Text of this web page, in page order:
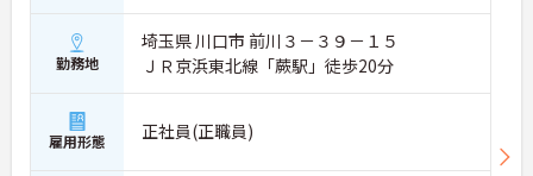
勤務地
埼玉県 川口市 前川３－３９－１５
ＪＲ京浜東北線「蕨駅」徒歩20分
雇用形態 正社員(正職員)